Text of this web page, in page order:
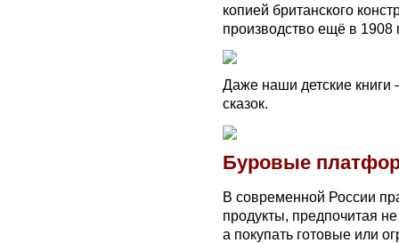
копией британского
производство ещё в 1908
Даже наши детские
сказок.
Буровые
В современной России
продукты, предпочитая
а покупать готовые или